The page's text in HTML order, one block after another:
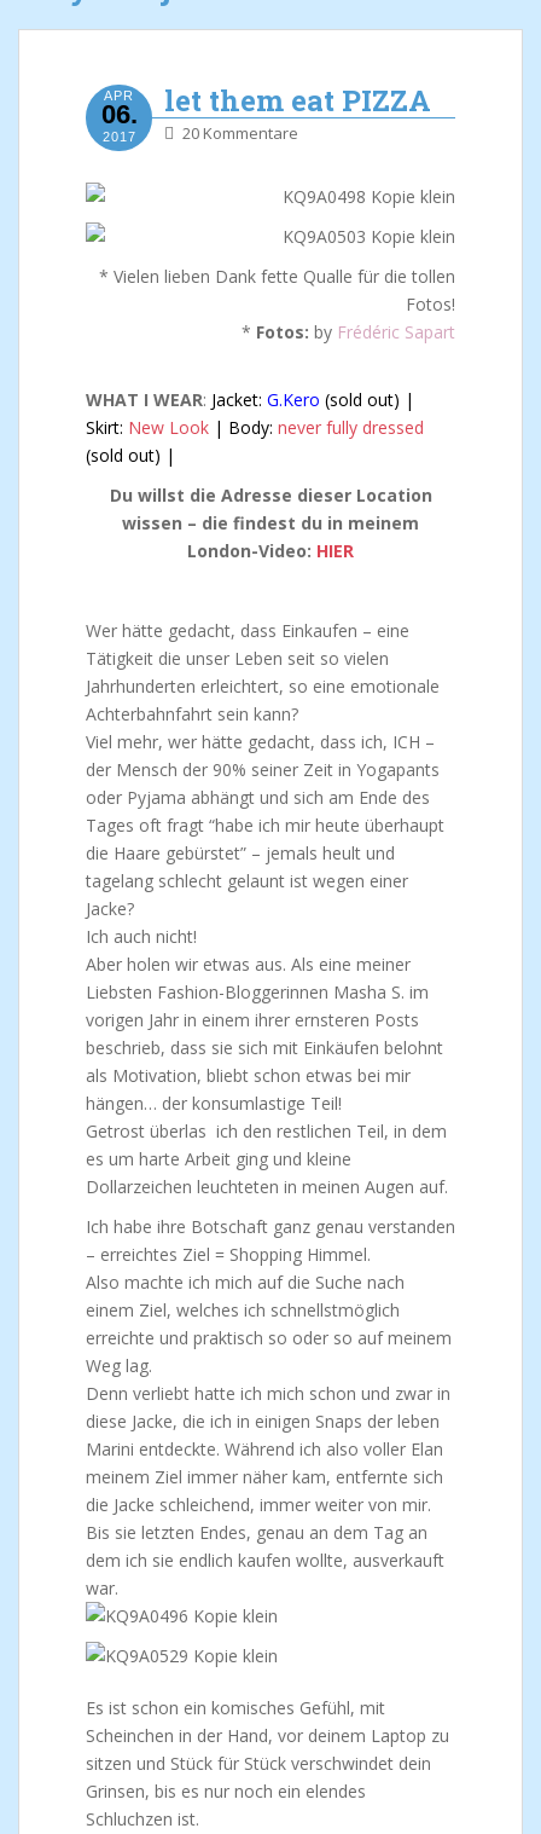
APR
06.
2017
let them eat PIZZA
20 Kommentare
* Vielen lieben Dank fette Qualle für die tollen
Fotos!
* Fotos: by Frédéric Sapart
WHAT I WEAR: Jacket: G.Kero (sold out) |
Skirt: New Look | Body: never fully dressed
(sold out) |
Du willst die Adresse dieser Location
wissen – die findest du in meinem
London-Video: HIER
Wer hätte gedacht, dass Einkaufen – eine
Tätigkeit die unser Leben seit so vielen
Jahrhunderten erleichtert, so eine emotionale
Achterbahnfahrt sein kann?
Viel mehr, wer hätte gedacht, dass ich, ICH –
der Mensch der 90% seiner Zeit in Yogapants
oder Pyjama abhängt und sich am Ende des
Tages oft fragt “habe ich mir heute überhaupt
die Haare gebürstet” – jemals heult und
tagelang schlecht gelaunt ist wegen einer
Jacke?
Ich auch nicht!
Aber holen wir etwas aus. Als eine meiner
Liebsten Fashion-Bloggerinnen Masha S. im
vorigen Jahr in einem ihrer ernsteren Posts
beschrieb, dass sie sich mit Einkäufen belohnt
als Motivation, bliebt schon etwas bei mir
hängen… der konsumlastige Teil!
Getrost überlas ich den restlichen Teil, in dem
es um harte Arbeit ging und kleine
Dollarzeichen leuchteten in meinen Augen auf.
Ich habe ihre Botschaft ganz genau verstanden
– erreichtes Ziel = Shopping Himmel.
Also machte ich mich auf die Suche nach
einem Ziel, welches ich schnellstmöglich
erreichte und praktisch so oder so auf meinem
Weg lag.
Denn verliebt hatte ich mich schon und zwar in
diese Jacke, die ich in einigen Snaps der leben
Marini entdeckte. Während ich also voller Elan
meinem Ziel immer näher kam, entfernte sich
die Jacke schleichend, immer weiter von mir.
Bis sie letzten Endes, genau an dem Tag an
dem ich sie endlich kaufen wollte, ausverkauft
war.
Es ist schon ein komisches Gefühl, mit
Scheinchen in der Hand, vor deinem Laptop zu
sitzen und Stück für Stück verschwindet dein
Grinsen, bis es nur noch ein elendes
Schluchzen ist.